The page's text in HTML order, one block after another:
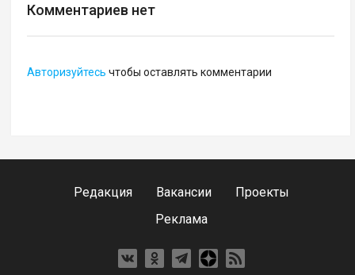
Комментариев нет
Авторизуйтесь чтобы оставлять комментарии
Редакция Вакансии
Проекты
Реклама